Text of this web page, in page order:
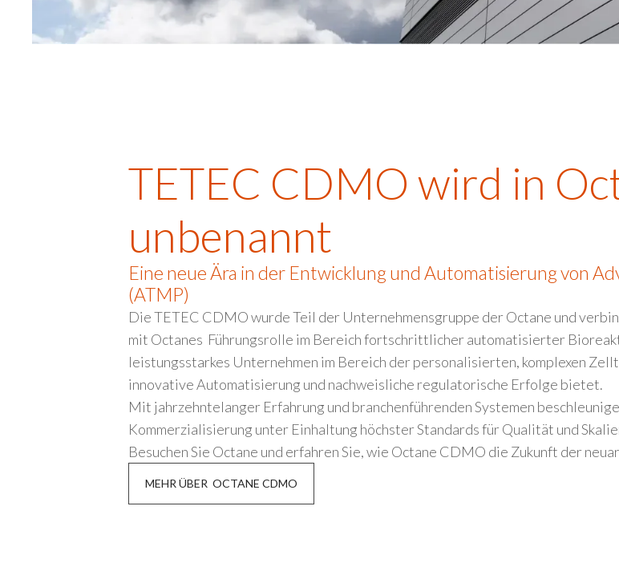
TETEC CDMO wird in
unbenannt
Eine neue Ära in der Entwicklung und Automatisierung von
(ATMP)
Die TETEC CDMO wurde Teil der Unternehmensgruppe der Octane und
mit Octanes Führungsrolle im Bereich fortschrittlicher automatisierter
leistungsstarkes Unternehmen im Bereich der personalisierten, komplexen
innovative Automatisierung und nachweisliche regulatorische Erfolge bietet.
Mit jahrzehntelanger Erfahrung und branchenführenden Systemen
Kommerzialisierung unter Einhaltung höchster Standards für Qualität und
Besuchen Sie Octane und erfahren Sie, wie Octane CDMO die Zukunft der
MEHR ÜBER OCTANE CDMO